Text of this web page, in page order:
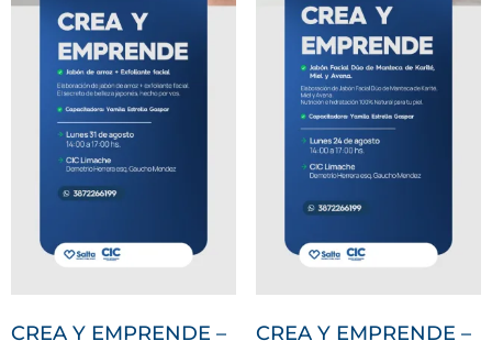
CREA Y EMPRENDE –
CREA Y EMPRENDE –